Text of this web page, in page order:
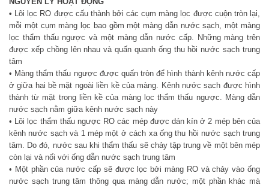
• Lõi lọc RO được cấu thành bởi các cụm màng lọc được cuộn tròn lại,
mỗi một cụm màng lọc bao gồm một màng dẫn nước sạch, một màng
lọc thẩm thấu ngược và một màng dẫn nước cấp. Những màng trên
được xếp chồng lên nhau và quấn quanh ống thu hồi nước sạch trung
tâm
• Màng thẩm thấu ngược được quấn tròn để hình thành kênh nước cấp
ở giữa hai bề mặt ngoài liền kề của màng. Kênh nước sạch được hình
thành từ mặt trong liền kề của màng lọc thẩm thấu ngược. Màng dẫn
nước sạch nằm giữa kênh nước sạch này
• Lõi lọc thẩm thấu ngược RO các mép được dán kín ở 2 mép bên của
kênh nước sạch và 1 mép một ở cách xa ống thu hồi nước sạch trung
tâm. Do đó, nước sau khi thẩm thấu sẽ chảy tập trung về một bên mép
còn lại và nối với ống dẫn nước sạch trung tâm
• Một phần của nước cấp sẽ được lọc bởi màng RO và chảy vào ống
nước sạch trung tâm thông qua màng dẫn nước; một phần khác mà